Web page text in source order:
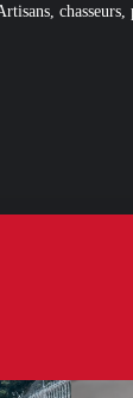
etc. : ils